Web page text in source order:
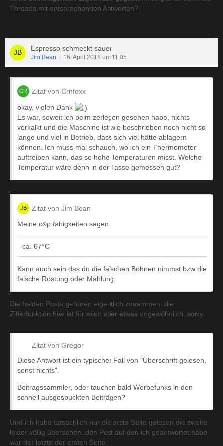
Threads mit entsprechenden Antworten?
Espresso schmeckt sauer
Jim Bean 16. April 2018 um 11:05
Zitat von Crnfexx
okay, vielen Dank
Es war, soweit ich beim zerlegen gesehen habe, nichts
verkalkt und die Maschine ist wie beschrieben noch nicht so
lange und viel in Betrieb, dass sich viel hätte ablagern
können. Ich muss mal schauen, wo ich ein Thermometer
auftreiben kann, das so hohe Temperaturen misst. Welche
Temperatur wäre denn in der Tasse gemessen gut?
Zitat von Jim Bean
Meine c&p fahigkeiten sagen
ca. 67°C
Kann auch sein das du die falschen Bohnen nimmst bzw die
falsche Röstung oder Mahlung.
Die beiden Posts gehören eigentlich zusammen..die
Zitierfunktion hier ist für mich aber etwas ungewöhnlich..sorry.
Zitat von Gregor
Diese Antwort ist ein typischer Fall von "Überschrift gelesen,
sonst nichts".
Beitragssammler, oder tauchen bald Werbefunks in den
schnell ausgespuckten Beiträgen?
Und ich habe tatsächlich nur die erste Seite gelesen,die zweite
leider völlig übersehen..den Post auf den ich geantwortet habe
war der letzte der ersten Seite..